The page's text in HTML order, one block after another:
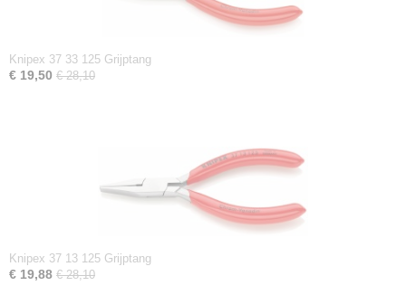
Knipex 37 33 125 Grijptang
€ 19,50 € 28,10
Knipex 37 13 125 Grijptang
€ 19,88 € 28,10